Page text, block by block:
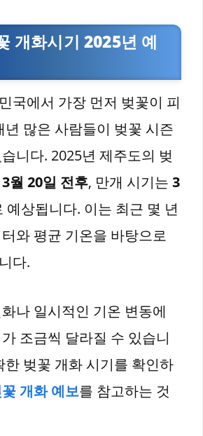
개화시기 2025년 예
국에서 가장 먼저 벚꽃이 피
년 많은 사람들이 벚꽃 시즌
니다. 2025년 제주도의 벚
3월 20일 전후, 만개 시기는 3
예상됩니다. 이는 최근 몇 년
와 평균 기온을 바탕으로
다.
나 일시적인 기온 변동에
조금씩 달라질 수 있습니
한 벚꽃 개화 시기를 확인하
개화 예보를 참고하는 것